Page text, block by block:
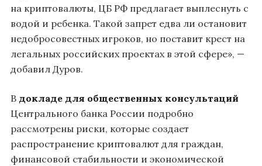
на криптовалюты, ЦБ РФ предлагает выплеснуть с
водой и ребенка. Такой запрет едва ли остановит
недобросовестных игроков, но поставит крест на
легальных российских проектах в этой сфере», —
добавил Дуров.
В докладе для общественных консультаций
Центрального банка России подробно
рассмотрены риски, которые создает
распространение криптовалют для граждан,
финансовой стабильности и экономической